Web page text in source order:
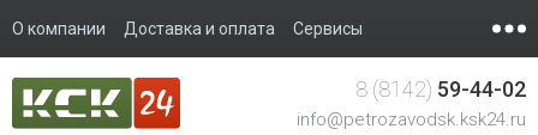
О компании Доставка и оплата Сервисы
8 (8142) 59-44-02
info@petrozavodsk.ksk24.ru